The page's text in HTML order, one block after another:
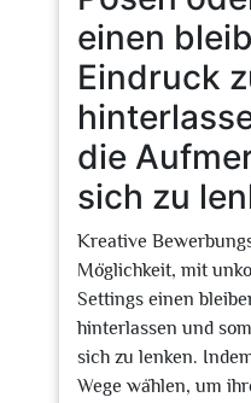
einen
Eindruck
die
sich zu
Kreative
Möglichkeit, mit
Settings einen
hinterlassen und
sich zu lenken.
Wege wählen, um